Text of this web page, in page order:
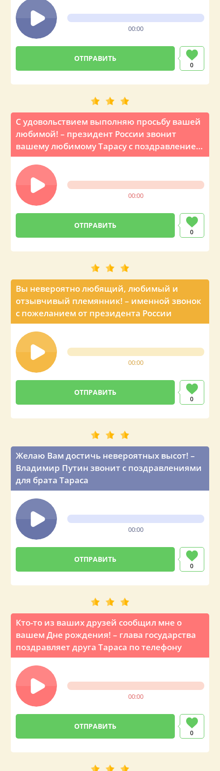
00:00
0
С удовольствием выполняю просьбу вашей
любимой! – президент России звонит
вашему любимому Тарасу с поздравлением
на День рождения
00:00
0
Вы невероятно любящий, любимый и
отзывчивый племянник! – именной звонок
с пожеланием от президента России
00:00
0
Желаю Вам достичь невероятных высот! –
Владимир Путин звонит с поздравлениями
для брата Тараса
00:00
0
Кто-то из ваших друзей сообщил мне о
вашем Дне рождения! – глава государства
поздравляет друга Тараса по телефону
00:00
0